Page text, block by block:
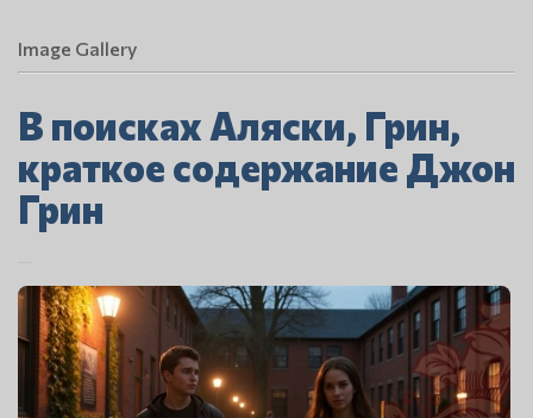
Image Gallery
В поисках Аляски, Грин,
краткое содержание Джон
Грин